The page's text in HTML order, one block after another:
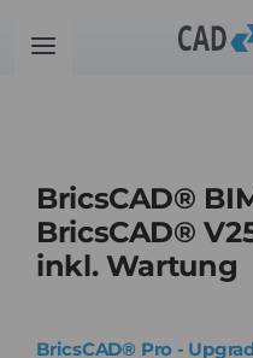
InhaltToggle
Schulung
Kontakt
Download
BricsCAD®
BricsCAD®
inkl. Wartung
BricsCAD® Pro -